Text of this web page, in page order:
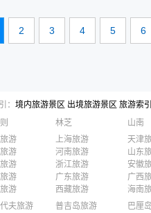
2 3 4 5 6
： 境内旅游景区 出境旅游景区 旅游索
林芝
山南
游 上海旅游
天津
游
河南旅游
山东
游
浙江旅游
安徽
游
广东旅游
广西
游
西藏旅游
海南
夫旅游 普吉岛旅游
巴厘